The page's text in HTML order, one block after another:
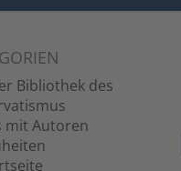
Bibliothek des
mit Autoren